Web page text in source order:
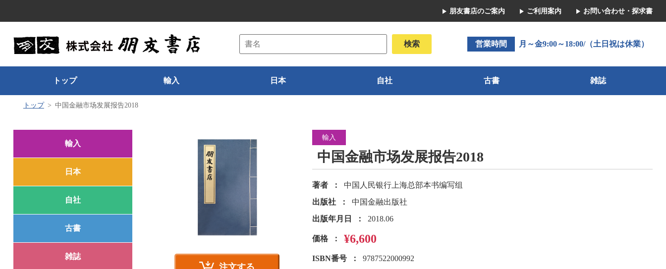
朋友書店のご案内 ご利用案内 お問い合わせ・探求書
営業時間 月～金9:00～18:00/（土日祝は休業）
トップ 輸入 日本 自社 古書 雑誌
トップ 中国金融市场发展报告2018
輸入
日本
自社
古書
雑誌
輸入
中国金融市场发展报告2018
著者
中国人民银行上海总部本书编写组
出版社
中国金融出版社
出版年月日
2018.06
価格 ¥6,600
ISBN番号
9787522000992